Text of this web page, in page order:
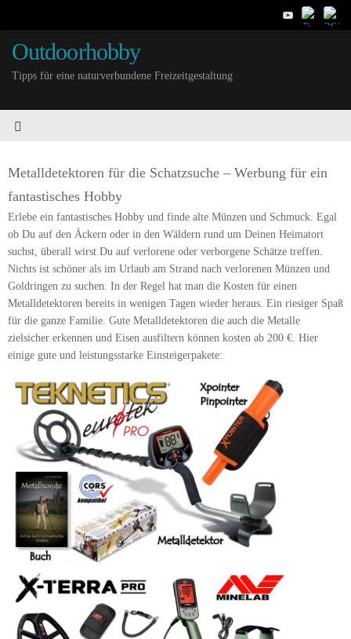
Outdoorhobby
Tipps für eine naturverbundene Freizeitgestaltung
Metalldetektoren für die Schatzsuche – Werbung für ein
fantastisches Hobby
Erlebe ein fantastisches Hobby und finde alte Münzen und Schmuck. Egal
ob Du auf den Äckern oder in den Wäldern rund um Deinen Heimatort
suchst, überall wirst Du auf verlorene oder verborgene Schätze treffen.
Nichts ist schöner als im Urlaub am Strand nach verlorenen Münzen und
Goldringen zu suchen. In der Regel hat man die Kosten für einen
Metalldetektoren bereits in wenigen Tagen wieder heraus. Ein riesiger Spaß
für die ganze Familie. Gute Metalldetektoren die auch die Metalle
zielsicher erkennen und Eisen ausfiltern können kosten ab 200 €. Hier
einige gute und leistungsstarke Einsteigerpakete: